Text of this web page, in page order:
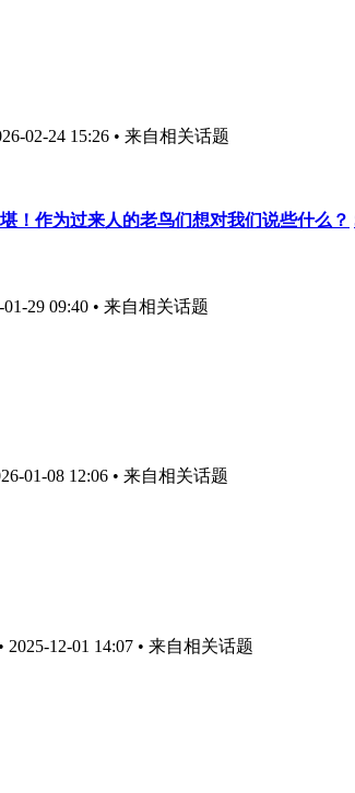
02-24 15:26 • 来自相关话题
！作为过来人的老鸟们想对我们说些什么？
29 09:40 • 来自相关话题
01-08 12:06 • 来自相关话题
12-01 14:07 • 来自相关话题